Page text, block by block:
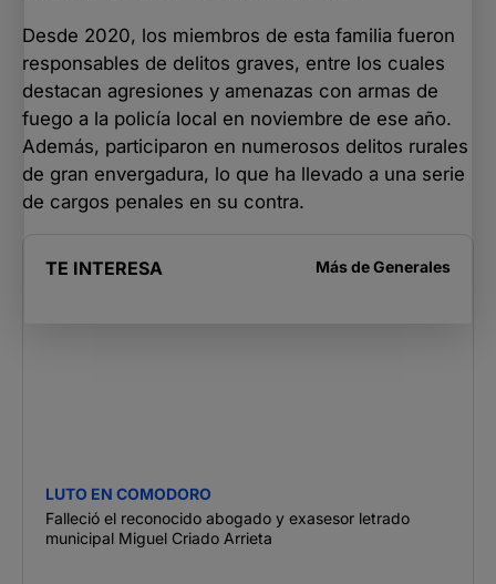
Desde 2020, los miembros de esta familia fueron
responsables de delitos graves, entre los cuales
destacan agresiones y amenazas con armas de
fuego a la policía local en noviembre de ese año.
Además, participaron en numerosos delitos rurales
de gran envergadura, lo que ha llevado a una serie
de cargos penales en su contra.
TE INTERESA Más deGenerales
LUTO EN COMODORO
Falleció el reconocido abogado y exasesor letrado
municipal Miguel Criado Arrieta